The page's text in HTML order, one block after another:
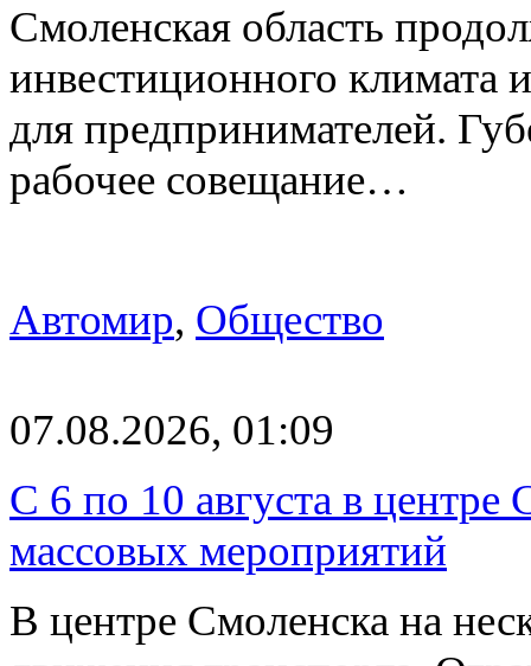
Смоленская область
инвестиционного климата
для предпринимателей.
рабочее совещание…
Автомир, Общество
07.08.2026, 01:09
С 6 по 10 августа в центре
массовых мероприятий
В центре Смоленска на